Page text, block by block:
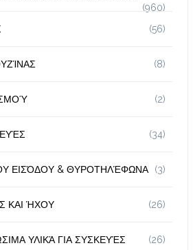
(960)
(56)
(8)
(2)
(34)
ΕΙΣΌΔΟΥ & ΘΥΡΟΤΗΛΈΦΩΝΑ (3)
ΚΑΙ ΉΧΟΥ (26)
ΥΛΙΚΆ ΓΙΑ ΣΥΣΚΕΥΈΣ (26)